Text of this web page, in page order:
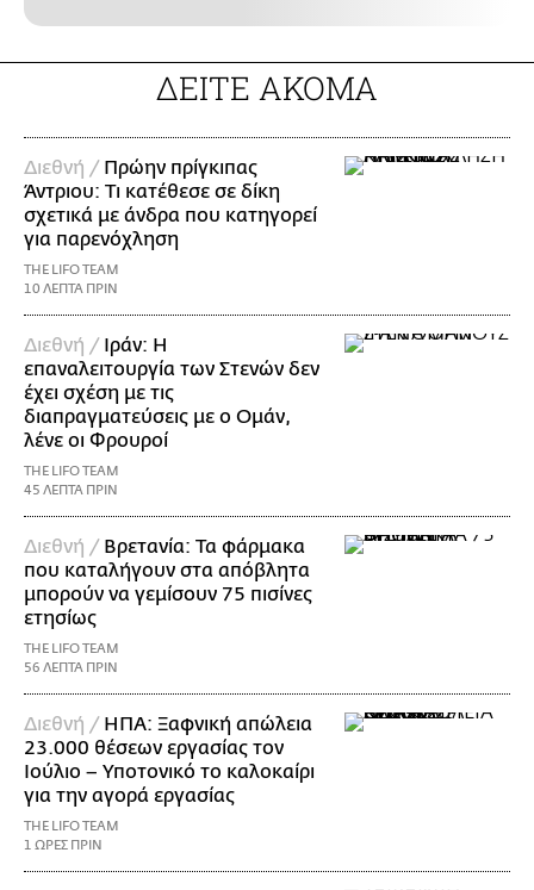
ΔΕΙΤΕ ΑΚΟΜΑ
Διεθνή / Πρώην πρίγκιπας
Άντριου: Τι κατέθεσε σε δίκη
σχετικά με άνδρα που κατηγορεί
για παρενόχληση
THE LIFO TEAM
10 ΛΕΠΤΑ ΠΡΙΝ
Διεθνή / Ιράν: Η
επαναλειτουργία των Στενών δεν
έχει σχέση με τις
διαπραγματεύσεις με ο Ομάν,
λένε οι Φρουροί
THE LIFO TEAM
45 ΛΕΠΤΑ ΠΡΙΝ
Διεθνή / Βρετανία: Τα φάρμακα
που καταλήγουν στα απόβλητα
μπορούν να γεμίσουν 75 πισίνες
ετησίως
THE LIFO TEAM
56 ΛΕΠΤΑ ΠΡΙΝ
Διεθνή / ΗΠΑ: Ξαφνική απώλεια
23.000 θέσεων εργασίας τον
Ιούλιο – Υποτονικό το καλοκαίρι
για την αγορά εργασίας
THE LIFO TEAM
1 ΩΡΕΣ ΠΡΙΝ